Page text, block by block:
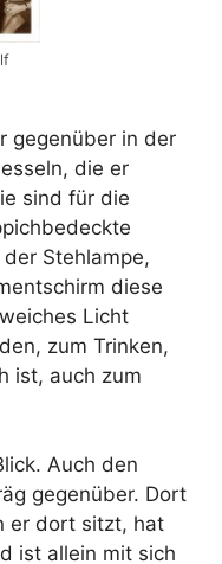
gegenüber in der
die er
sind für die
Stehlampe,
diese
Licht
zum Trinken,
ist, auch zum
Auch den
gegenüber. Dort
er dort sitzt, hat
ist allein mit sich